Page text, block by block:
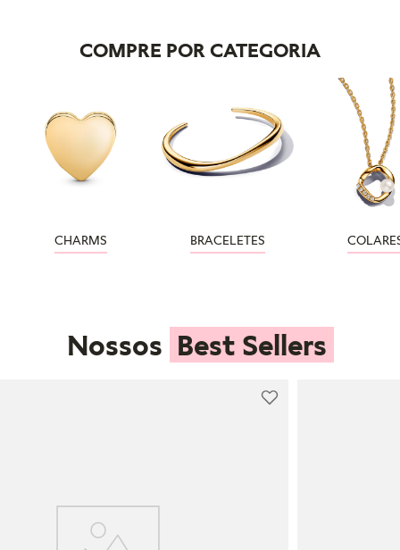
COMPRE POR CATEGORIA
CHARMS BRACELETES
Nossos Best Sellers